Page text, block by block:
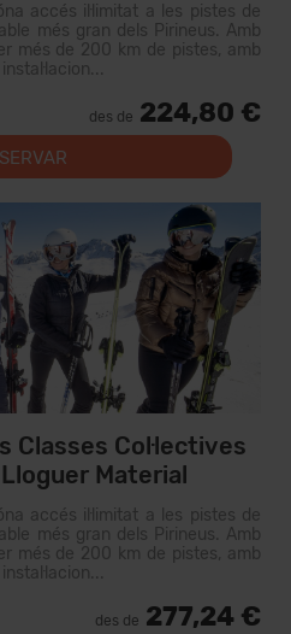
accés il·limitat a les pistes de
més gran dels Pirineus. Amb
més de 200 km de pistes, amb
des de 224,80 €
Col·lectives
Material
accés il·limitat a les pistes de
més gran dels Pirineus. Amb
més de 200 km de pistes, amb
des de 277,24 €